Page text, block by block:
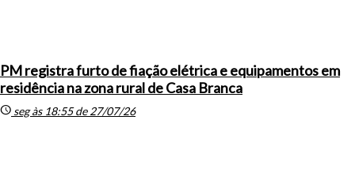
PM registra furto de fiação elétrica e equipamentos em
residência na zona rural de Casa Branca
schedule seg às 18:55 de 27/07/26